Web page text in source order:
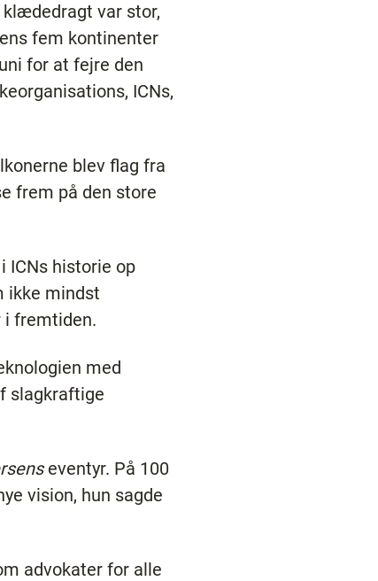
var stor,
fem kontinenter
for at fejre den
ICNs,
blev flag fra
frem på den store
ICNs historie op
ikke mindst
i fremtiden.
med
slagkraftige
eventyr. På 100
vision, hun sagde
advokater for alle